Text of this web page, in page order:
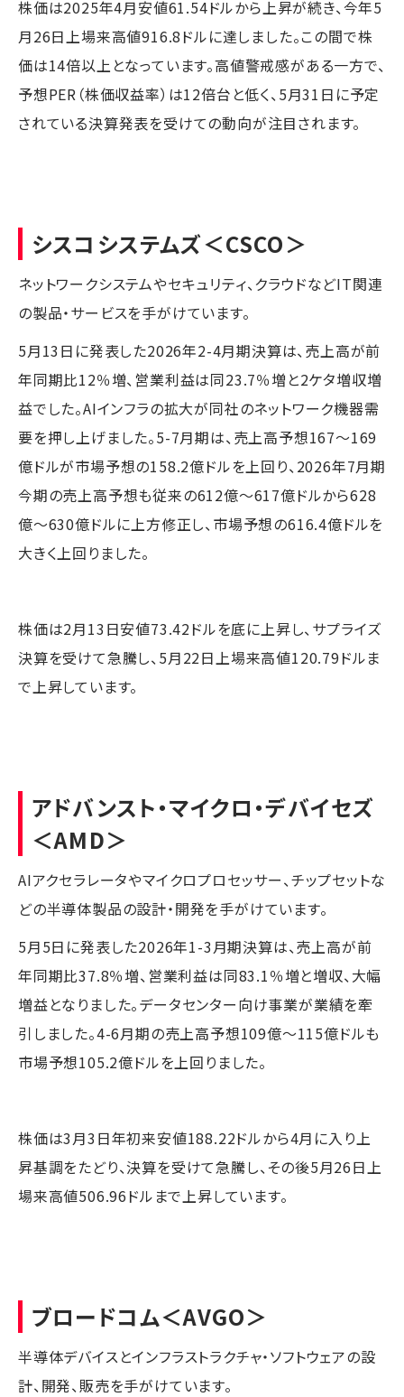
株価は2025年4月安値61.54ドルから上昇が続き、今年5
月26日上場来高値916.8ドルに達しました。この間で株
価は14倍以上となっています。高値警戒感がある一方で、
予想PER（株価収益率）は12倍台と低く、5月31日に予定
されている決算発表を受けての動向が注目されます。
シスコシステムズ＜CSCO＞
ネットワークシステムやセキュリティ、クラウドなどIT関連
の製品・サービスを手がけています。
5月13日に発表した2026年2-4月期決算は、売上高が前
年同期比12％増、営業利益は同23.7％増と2ケタ増収増
益でした。AIインフラの拡大が同社のネットワーク機器需
要を押し上げました。5-7月期は、売上高予想167～169
億ドルが市場予想の158.2億ドルを上回り、2026年7月期
今期の売上高予想も従来の612億～617億ドルから628
億～630億ドルに上方修正し、市場予想の616.4億ドルを
大きく上回りました。
株価は2月13日安値73.42ドルを底に上昇し、サプライズ
決算を受けて急騰し、5月22日上場来高値120.79ドルま
で上昇しています。
アドバンスト・マイクロ・デバイセズ
＜AMD＞
AIアクセラレータやマイクロプロセッサー、チップセットな
どの半導体製品の設計・開発を手がけています。
5月5日に発表した2026年1-3月期決算は、売上高が前
年同期比37.8％増、営業利益は同83.1％増と増収、大幅
増益となりました。データセンター向け事業が業績を牽
引しました。4-6月期の売上高予想109億～115億ドルも
市場予想105.2億ドルを上回りました。
株価は3月3日年初来安値188.22ドルから4月に入り上
昇基調をたどり、決算を受けて急騰し、その後5月26日上
場来高値506.96ドルまで上昇しています。
ブロードコム＜AVGO＞
半導体デバイスとインフラストラクチャ・ソフトウェアの設
計、開発、販売を手がけています。